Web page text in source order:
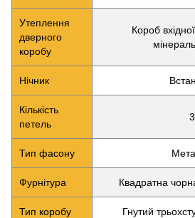
Утеплення
дверного
коробу
Короб
Нічник
Кількість
петель
Тип фасону
Фурнітура Квадратна
Тип коробу Гнутий